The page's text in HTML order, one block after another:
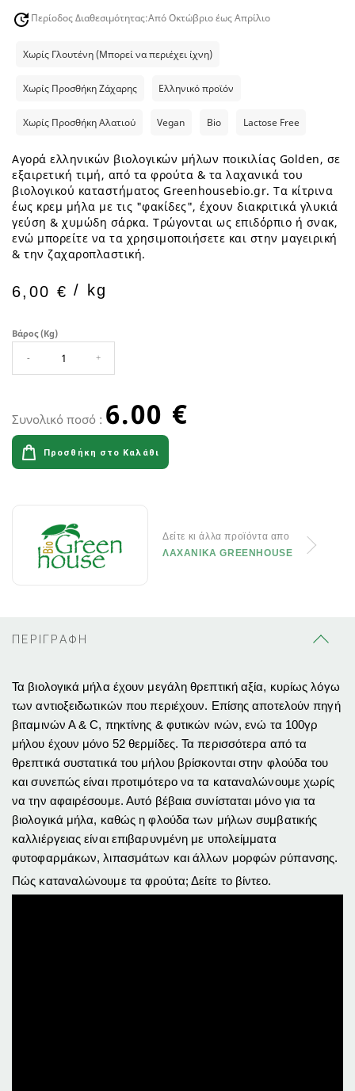
Περίοδος Διαθεσιμότητας:Από Οκτώβριο έως Απρίλιο
Χωρίς Γλουτένη (Μπορεί να περιέχει ίχνη)
Χωρίς Προσθήκη Ζάχαρης Ελληνικό προϊόν
Χωρίς Προσθήκη Αλατιού Vegan Bio Lactose Free
Αγορά ελληνικών βιολογικών μήλων ποικιλίας Golden, σε
εξαιρετική τιμή, από τα φρούτα & τα λαχανικά του
βιολογικού καταστήματος Greenhousebio.gr. Τα κίτρινα
έως κρεμ μήλα με τις "φακίδες", έχουν διακριτικά γλυκιά
γεύση & χυμώδη σάρκα. Τρώγονται ως επιδόρπιο ή σνακ,
ενώ μπορείτε να τα χρησιμοποιήσετε και στην μαγειρική
& την ζαχαροπλαστική.
6,00 € / kg
Βάρος (kg)
- +
Συνολικό ποσό : 6.00 €
Προσθήκη στο Καλάθι
Δείτε κι άλλα προϊόντα απο
ΛΑΧΑΝΙΚΑ GREENHOUSE
ΠΕΡΙΓΡΑΦΗ
Τα βιολογικά μήλα έχουν μεγάλη θρεπτική αξία, κυρίως λόγω
των αντιοξειδωτικών που περιέχουν. Επίσης αποτελούν πηγή
βιταμινών Α & C, πηκτίνης & φυτικών ινών, ενώ τα 100γρ
μήλου έχουν μόνο 52 θερμίδες. Τα περισσότερα από τα
θρεπτικά συστατικά του μήλου βρίσκονται στην φλούδα του
και συνεπώς είναι προτιμότερο να τα καταναλώνουμε χωρίς
να την αφαιρέσουμε. Αυτό βέβαια συνίσταται μόνο για τα
βιολογικά μήλα, καθώς η φλούδα των μήλων συμβατικής
καλλιέργειας είναι επιβαρυνμένη με υπολείμματα
φυτοφαρμάκων, λιπασμάτων και άλλων μορφών ρύπανσης.
Πώς καταναλώνουμε τα φρούτα; Δείτε το βίντεο.